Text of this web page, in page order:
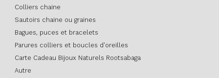
Colliers chaine
Sautoirs chaine ou graines
Bagues, puces et bracelets
Parures colliers et boucles d'oreilles
Carte Cadeau Bijoux Naturels Rootsabaga
Autre